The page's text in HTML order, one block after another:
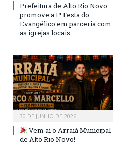
Prefeitura de Alto Rio Novo
promove a 1ª Festa do
Evangélico em parceria com
as igrejas locais
30 DE JUNHO DE 2026
Vem aí o Arraiá Municipal
de Alto Rio Novo!